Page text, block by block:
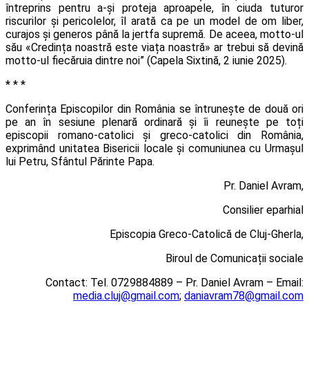
întreprins pentru a-și proteja aproapele, în ciuda tuturor
riscurilor și pericolelor, îl arată ca pe un model de om liber,
curajos și generos până la jertfa supremă. De aceea, motto-ul
său «Credința noastră este viața noastră» ar trebui să devină
motto-ul fiecăruia dintre noi” (Capela Sixtină, 2 iunie 2025).
* * *
Conferința Episcopilor din România se întrunește de două ori
pe an în sesiune plenară ordinară și îi reunește pe toți
episcopii romano-catolici și greco-catolici din România,
exprimând unitatea Bisericii locale și comuniunea cu Urmașul
lui Petru, Sfântul Părinte Papa.
Pr. Daniel Avram,
Consilier eparhial
Episcopia Greco-Catolică de Cluj-Gherla,
Biroul de Comunicații sociale
Contact: Tel. 0729884889 – Pr. Daniel Avram – Email:
media.cluj@gmail.com; daniavram78@gmail.com